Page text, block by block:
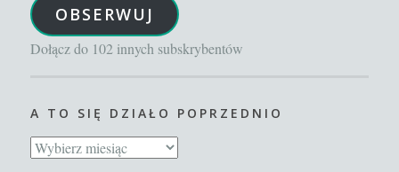
mail
OBSERWUJ
Dołącz do 102 innych subskrybentów
A TO SIĘ DZIAŁO POPRZEDNIO
A